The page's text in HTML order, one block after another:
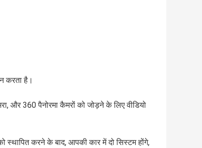
करता है।
और 360 पैनोरमा कैमरों को जोड़ने के लिए वीडियो
स्थापित करने के बाद, आपकी कार में दो सिस्टम होंगे,